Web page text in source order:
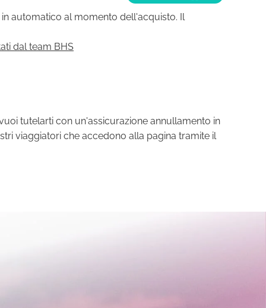
automatico al momento dell'acquisto. Il
dal team BHS
tutelarti con un'assicurazione annullamento in
viaggiatori che accedono alla pagina tramite il